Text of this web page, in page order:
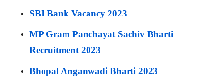
SBI Bank Vacancy 2023
MP Gram Panchayat Sachiv Bharti
Recruitment 2023
Bhopal Anganwadi Bharti 2023